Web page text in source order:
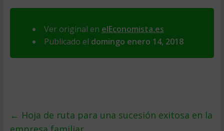
Ver original en elEconomista.es
Publicado el domingo enero 14, 2018
← Hoja de ruta para una sucesión exitosa en la